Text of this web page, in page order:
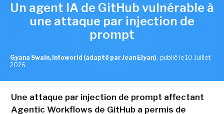
Un agent IA de GitHub vulnérable à
une attaque par injection de
prompt
Gyana Swain, Infoworld (adapté par Jean Elyan) , publié le 10 Juillet
2026
Une attaque par injection de prompt affectant
Agentic Workflows de GitHub a permis de